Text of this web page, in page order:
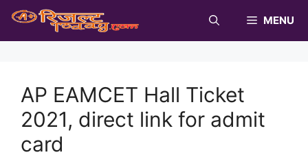
Skip
content
MENU
AP EAMCET Hall Ticket
2021, direct link for admit
card